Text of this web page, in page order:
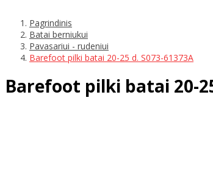
Pagrindinis
Batai berniukui
Pavasariui - rudeniui
Barefoot pilki batai 20-25 d. S073-61373A
Barefoot pilki batai 20-